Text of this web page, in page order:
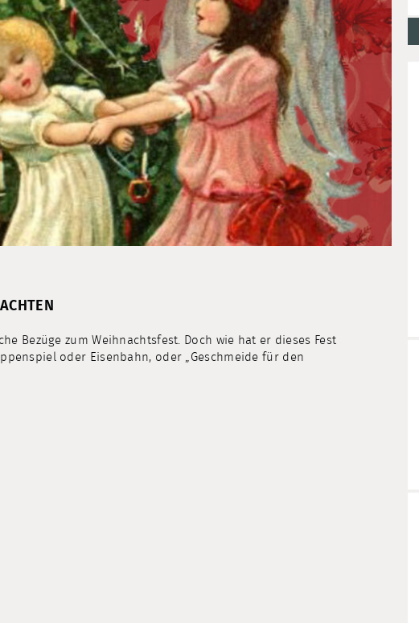
Bezüge zum Weihnachtsfest. Doch wie hat er dieses Fest
oder Eisenbahn, oder „Geschmeide für den